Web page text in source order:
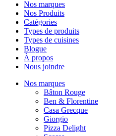
Nos marques
Nos Produits
Catégories
Types de produits
Types de cuisines
Blogue
À propos
Nous joindre
Nos marques
Bâton Rouge
Ben & Florentine
Casa Grecque
Giorgio
Pizza Delight